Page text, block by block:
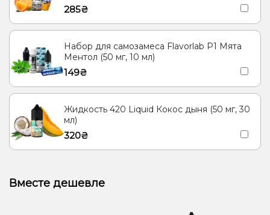
285₴
Набор для самозамеса Flavorlab Р1 Мята
Ментол (50 мг, 10 мл)
149₴
Жидкость 420 Liquid Кокос дыня (50 мг, 30
мл)
320₴
Вместе дешевле